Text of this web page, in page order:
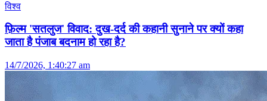
विश्व
फ़िल्म 'सतलुज' विवाद: दुख-दर्द की कहानी सुनाने पर क्यों कहा
जाता है पंजाब बदनाम हो रहा है?
14/7/2026, 1:40:27 am